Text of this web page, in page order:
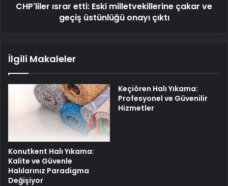
onayı
CHP'liler ısrar etti: Eski milletvekillerine çakar ve
geçiş üstünlüğü onayı çıktı
İlgili Makaleler
Konutkent Halı Yıkama:
Kalite ve Güvenle
Halılarınız Paradigma
Değişiyor
Keçiören Halı Yıkama:
Profesyonel ve Güvenilir
Hizmetler